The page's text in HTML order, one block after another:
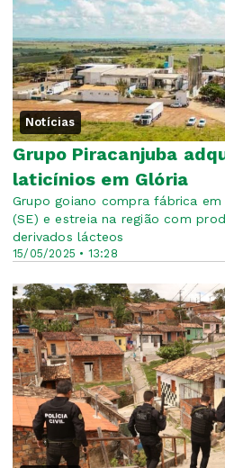
Notícias
15/05/2025 • 13:28
Grupo Piracanjuba
laticínios em Glória
Grupo goiano compra fábrica em
(SE) e estreia na região com
derivados lácteos